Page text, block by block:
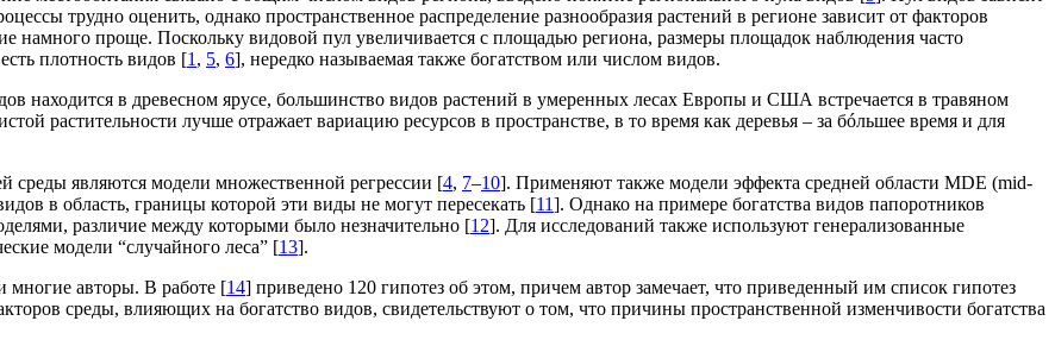
трудно оценить, однако пространственное распределение разнообразия растений в регионе зависит от факторов
намного проще. Поскольку видовой пул увеличивается с площадью региона, размеры площадок наблюдения часто
плотность видов [1 , 5, 6], нередко называемая также богатством или числом видов.
находится в древесном ярусе, большинство видов растений в умеренных лесах Европы и США встречается в травяном
растительности лучше отражает вариацию ресурсов в пространстве, в то время как деревья – за бóльшее время и для
среды являются модели множественной регрессии [4, 7–10]. Применяют также модели эффекта средней области MDE (mid-
в область, границы которой эти виды не могут пересекать [11]. Однако на примере богатства видов папоротников
различие между которыми было незначительно [12]. Для исследований также используют генерализованные
модели “случайного леса” [13].
многие авторы. В работе [14] приведено 120 гипотез об этом, причем автор замечает, что приведенный им список гипотез
среды, влияющих на богатство видов, свидетельствуют о том, что причины пространственной изменчивости богатства